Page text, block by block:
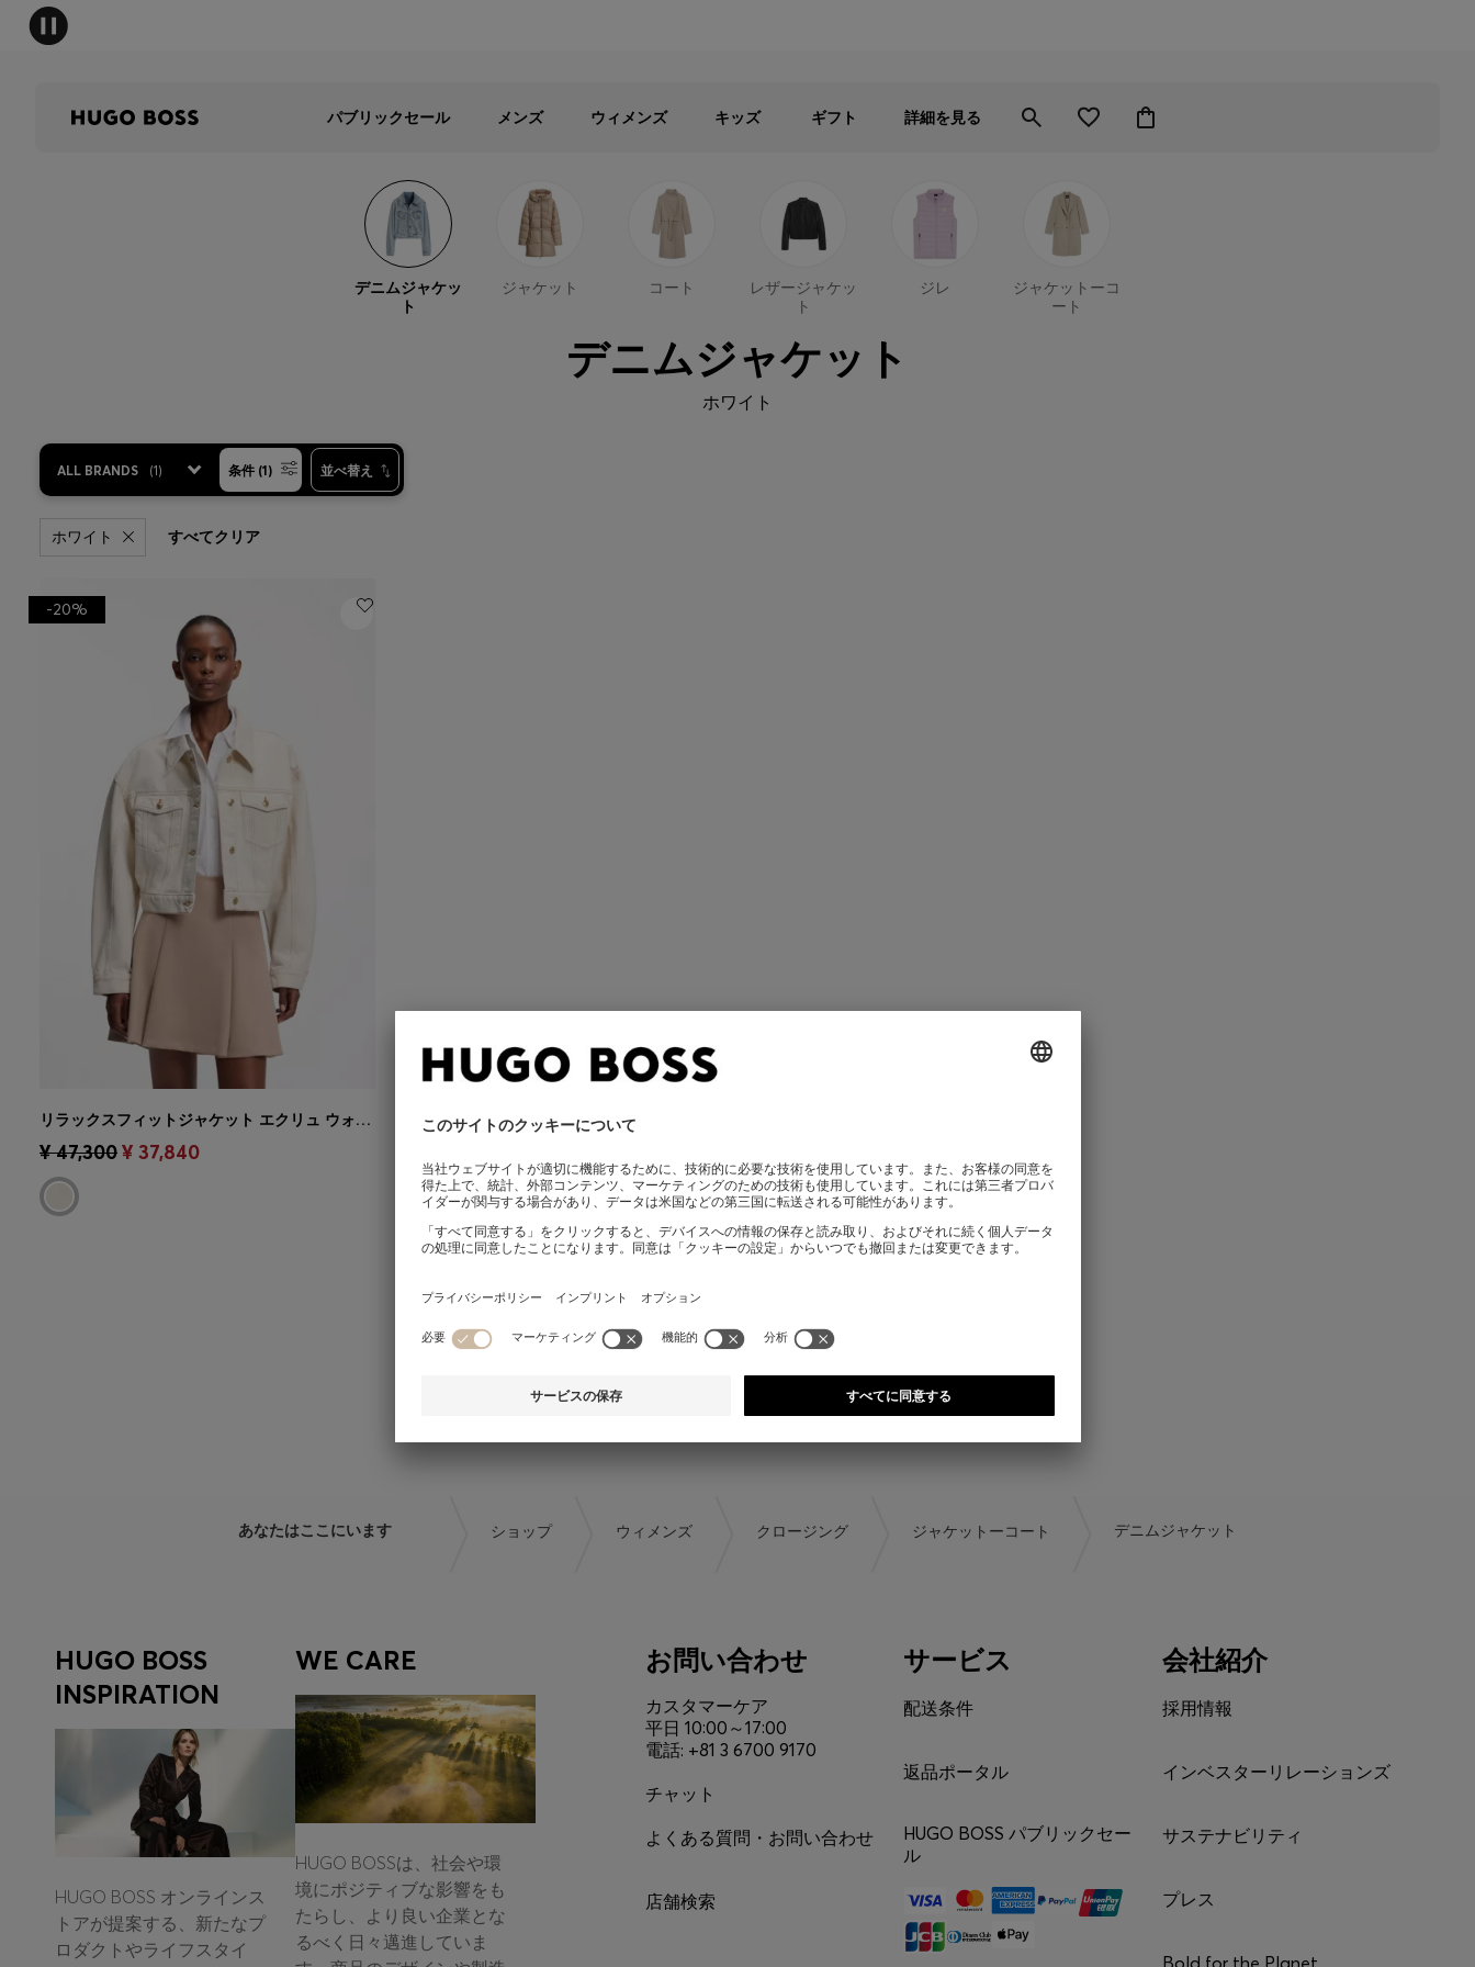
パブリックセール メンズ ウィメンズ キッズ ギフト 詳細を見る
デニムジャケッ
ト
ジャケット コート
レザージャケッ
ト
ジレ
ジャケットーコ
ート
デニムジャケット
ホワイト
ALL BRANDS (1) 条件 (1) 並べ替え
ホワイト すべてクリア
クイックショッピング
する)
-20%
リラックスフィットジャケット エクリュ ウォッシュドデニム
¥ 47,300¥ 37,840
1商品のうち1商品を閲覧しました
あなたはここにいます ショップ ウィメンズ クロージング ジャケットーコート デニムジャケット
HUGO BOSS
INSPIRATION
HUGO BOSS オンラインス
トアが提案する、新たなプ
ロダクトやライフスタイ
WE CARE
HUGO BOSSは、社会や環
境にポジティブな影響をも
たらし、より良い企業とな
るべく日々邁進していま
お問い合わせ
カスタマーケア
平日 10:00～17:00
電話: +81 3 6700 9170
チャット
よくある質問・お問い合わせ
店舗検索
サービス
配送条件
返品ポータル
HUGO BOSS パブリックセー
ル
会社紹介
採用情報
インベスターリレーションズ
サステナビリティ
プレス
Bold for the Planet